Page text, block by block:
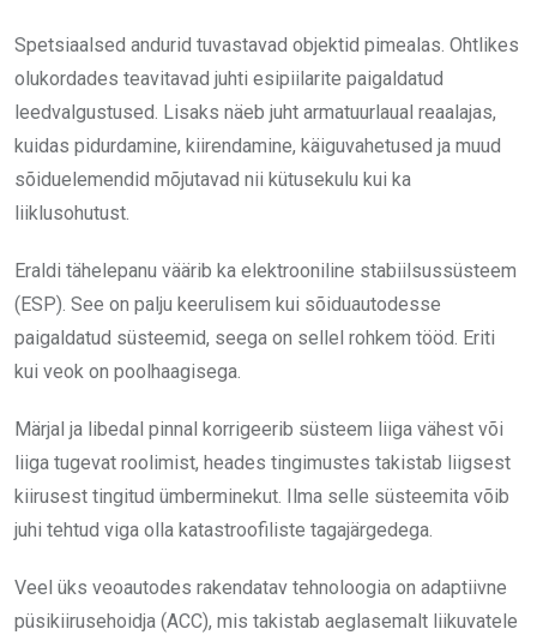
Spetsiaalsed andurid tuvastavad objektid pimealas. Ohtlikes
olukordades teavitavad juhti esipiilarite paigaldatud
leedvalgustused. Lisaks näeb juht armatuurlaual reaalajas,
kuidas pidurdamine, kiirendamine, käiguvahetused ja muud
sõiduelemendid mõjutavad nii kütusekulu kui ka
liiklusohutust.
Eraldi tähelepanu väärib ka elektrooniline stabiilsussüsteem
(ESP). See on palju keerulisem kui sõiduautodesse
paigaldatud süsteemid, seega on sellel rohkem tööd. Eriti
kui veok on poolhaagisega.
Märjal ja libedal pinnal korrigeerib süsteem liiga vähest või
liiga tugevat roolimist, heades tingimustes takistab liigsest
kiirusest tingitud ümberminekut. Ilma selle süsteemita võib
juhi tehtud viga olla katastroofiliste tagajärgedega.
Veel üks veoautodes rakendatav tehnoloogia on adaptiivne
püsikiirusehoidja (ACC), mis takistab aeglasemalt liikuvatele